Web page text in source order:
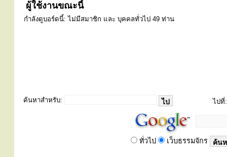
ผู้ใช้งานขณะนี้
กำลังดูบอร์ดนี้: ไม่มีสมาชิก และ บุคคลทั่วไป 49 ท่าน
ค้นหาสำหรับ: ไปที่:
ทั่วไป เว็บธรรมจักร